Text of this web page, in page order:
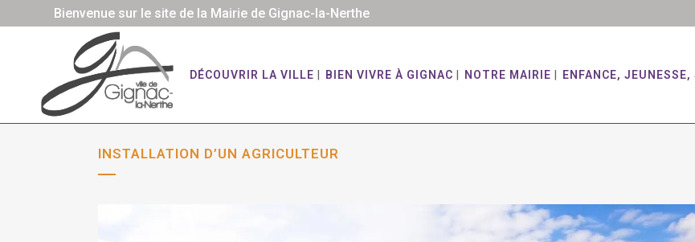
Bienvenue sur le site de la Mairie de Gignac-la-Nerthe
DÉCOUVRIR LA VILLE BIEN VIVRE À GIGNAC NOTRE MAIRIE ENFANCE, JEUNESSE,
INSTALLATION D’UN AGRICULTEUR